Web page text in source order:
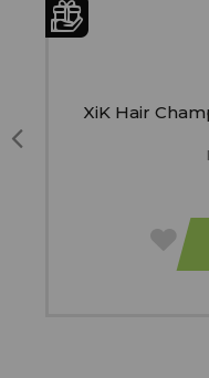
XiK Hair